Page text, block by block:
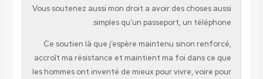
Vous soutenez aussi mon droit a avoir des choses aussi
simples qu’un passeport, un téléphone.
Ce soutien là que j’espère maintenu sinon renforcé,
accroît ma résistance et maintient ma foi dans ce que
les hommes ont inventé de mieux pour vivre, voire pour